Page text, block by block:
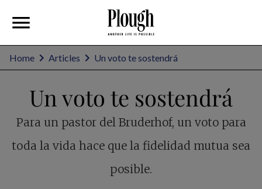
Home Articles Un voto te sostendrá
Un voto te sostendrá
Para un pastor del Bruderhof, un voto para
toda la vida hace que la fidelidad mutua sea
posible.